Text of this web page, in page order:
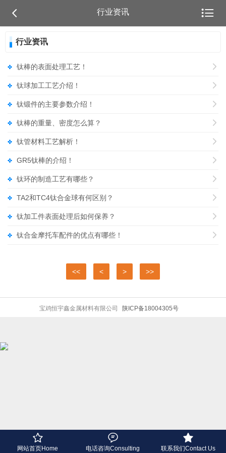
 行业资讯 
行业资讯

钛棒的表面处理工艺！

钛球加工工艺介绍！

钛锻件的主要参数介绍！

钛棒的重量、密度怎么算？

钛管材料工艺解析！

GR5钛棒的介绍！

钛环的制造工艺有哪些？

TA2和TC4钛合金球有何区别？

钛加工件表面处理后如何保养？

钛合金摩托车配件的优点有哪些！
<< < > >>
宝鸡恒宇鑫金属材料有限公司 陕ICP备18004305号

网站首页Home

电话咨询Consulting

联系我们Contact Us